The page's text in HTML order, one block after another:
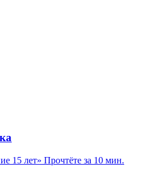
15 лет» Прочтёте за 10 мин.